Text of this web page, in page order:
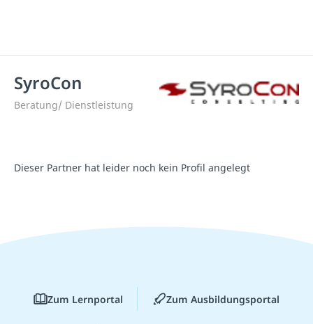
SyroCon
Beratung/ Dienstleistung
Dieser Partner hat leider noch kein Profil angelegt
Zum Lernportal Zum Ausbildungsportal